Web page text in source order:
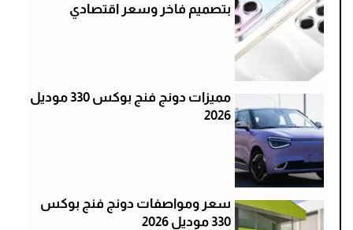
بتصميم فاخر وسعر اقتصادي
مميزات دونج فنج بوكس 330 موديل
2026
سعر ومواصفات دونج فنج بوكس
330 موديل 2026